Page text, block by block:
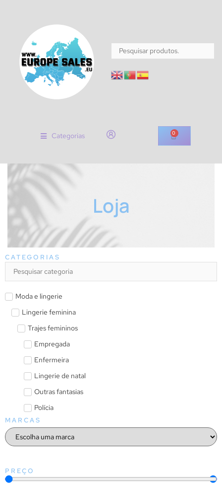
Categorias 0
Loja
CATEGORIAS
Moda e lingerie
Lingerie feminina
Trajes femininos
Empregada
Enfermeira
Lingerie de natal
Outras fantasias
Polícia
MARCAS
PREÇO